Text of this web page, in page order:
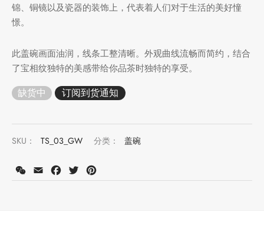
锦、铜镜以及瓷器的装饰上，代表着人们对于生活的美好憧
憬。
此盖碗画面油润，线条工整清晰。外观曲线流畅而简约，结合
了宝相纹独特的美感带给你品茶时独特的享受。
缺货中
SKU： TS_03_GW 分类： 盖碗
WeChat
Email Facebook
Twitter
分类